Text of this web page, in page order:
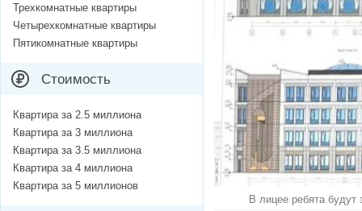
В лицее ребята будут
Трехкомнатные квартиры
Четырехкомнатные квартиры
Пятикомнатные квартиры
Стоимость
Квартира за 2.5 миллиона
Квартира за 3 миллиона
Квартира за 3.5 миллиона
Квартира за 4 миллиона
Квартира за 5 миллионов